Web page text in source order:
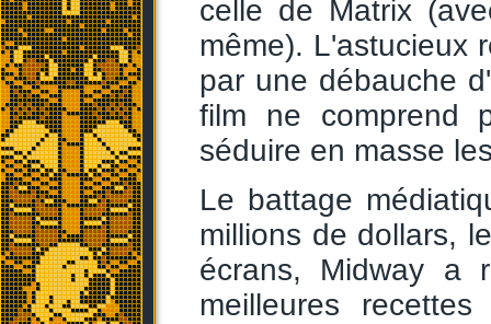
celle de Matrix
même). L'astucieux
par une débauche
film ne comprend
séduire en masse
Le battage
millions de dollars,
écrans, Midway a
meilleures